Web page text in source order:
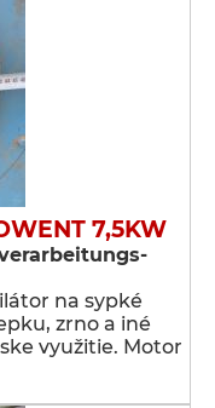
7,5KW
na sypké
zrno a iné
využitie. Motor